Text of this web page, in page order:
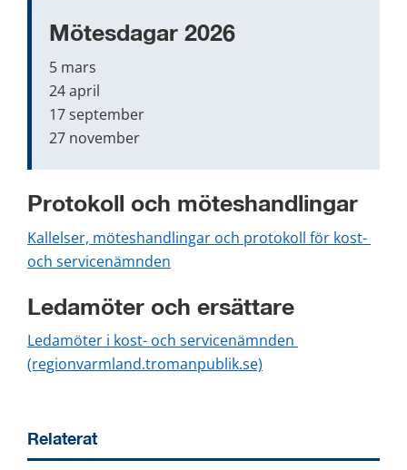
Mötesdagar 2026
5 mars
24 april
17 september
27 november
Protokoll och möteshandlingar
Kallelser, möteshandlingar och protokoll för kost-
och servicenämnden
Ledamöter och ersättare
Ledamöter i kost- och servicenämnden
(regionvarmland.tromanpublik.se)
Relaterat